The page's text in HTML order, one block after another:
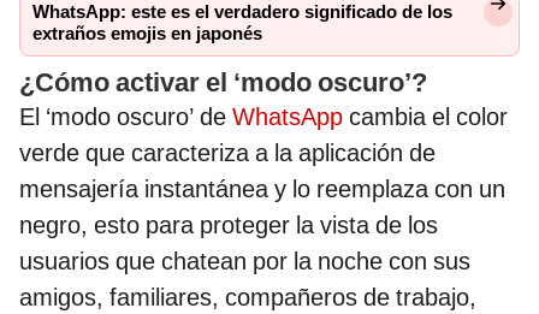
WhatsApp: este es el verdadero significado de los
extraños emojis en japonés
¿Cómo activar el ‘modo oscuro’?
El ‘modo oscuro’ de WhatsApp cambia el color
verde que caracteriza a la aplicación de
mensajería instantánea y lo reemplaza con un
negro, esto para proteger la vista de los
usuarios que chatean por la noche con sus
amigos, familiares, compañeros de trabajo,